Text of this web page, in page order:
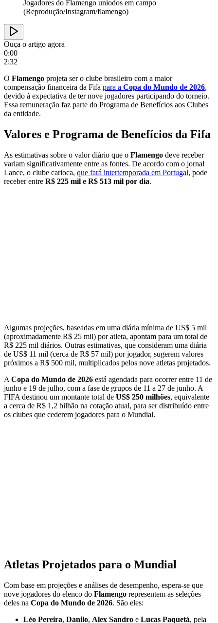
Jogadores do Flamengo uniodos em campo
(Reprodução/Instagram/flamengo)
Ouça o artigo agora
0:00
2:32
O Flamengo projeta ser o clube brasileiro com a maior
compensação financeira da Fifa para a Copa do Mundo de 2026,
devido à expectativa de ter nove jogadores participando do torneio.
Essa remuneração faz parte do Programa de Benefícios aos Clubes
da entidade.
Valores e Programa de Benefícios da Fifa
As estimativas sobre o valor diário que o Flamengo deve receber
variam significativamente entre as fontes. De acordo com o jornal
Lance, o clube carioca, que fará intertemporada em Portugal, pode
receber entre R$ 225 mil e R$ 513 mil por dia.
Algumas projeções, baseadas em uma diária mínima de US$ 5 mil
(aproximadamente R$ 25 mil) por atleta, apontam para um total de
R$ 225 mil diários. Outras estimativas, que consideram uma diária
de US$ 11 mil (cerca de R$ 57 mil) por jogador, sugerem valores
próximos a R$ 500 mil, multiplicados pelos nove atletas projetados.
A Copa do Mundo de 2026 está agendada para ocorrer entre 11 de
junho e 19 de julho, com a fase de grupos de 11 a 27 de junho. A
FIFA destinou um montante total de US$ 250 milhões, equivalente
a cerca de R$ 1,2 bilhão na cotação atual, para ser distribuído entre
os clubes que cederem jogadores para o Mundial.
Atletas Projetados para o Mundial
Com base em projeções e análises de desempenho, espera-se que
nove jogadores do elenco do Flamengo representem as seleções
deles na Copa do Mundo de 2026. São eles:
Léo Pereira, Danilo, Alex Sandro e Lucas Paquetá, pela